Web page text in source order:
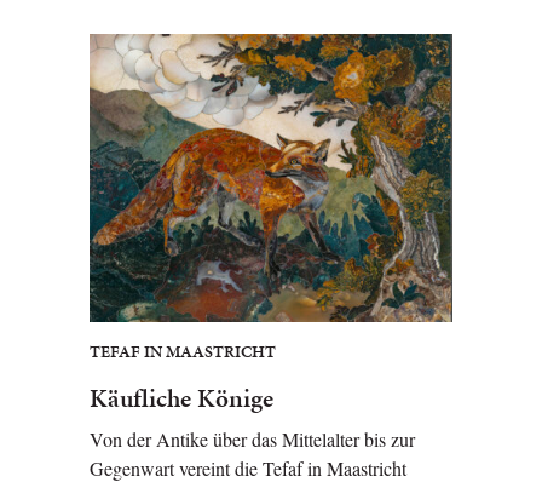
TEFAF IN MAASTRICHT
Käufliche Könige
Von der Antike über das Mittelalter bis zur
Gegenwart vereint die Tefaf in Maastricht